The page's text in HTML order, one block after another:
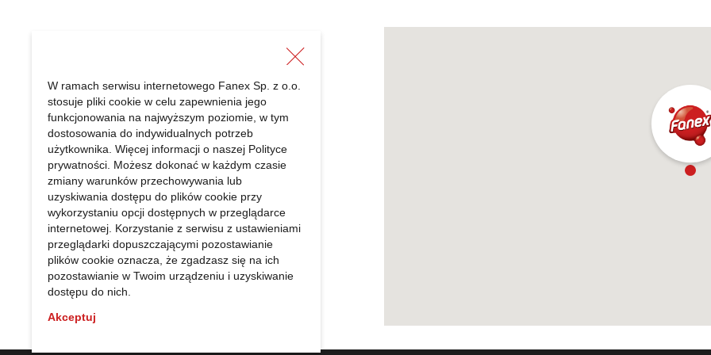
FANEX Sp. z o.o.
Radonice 5a
05-870 Błonie
NIP: 524 040 14 45
REGON: 011042091
W ramach serwisu internetowego Fanex Sp. z o.o.
stosuje pliki cookie w celu zapewnienia jego
funkcjonowania na najwyższym poziomie, w tym
dostosowania do indywidualnych potrzeb
użytkownika. Więcej informacji o naszej Polityce
prywatności . Możesz dokonać w każdym czasie
zmiany warunków przechowywania lub
uzyskiwania dostępu do plików cookie przy
wykorzystaniu opcji dostępnych w przeglądarce
internetowej. Korzystanie z serwisu z ustawieniami
przeglądarki dopuszczającymi pozostawianie
plików cookie oznacza, że zgadzasz się na ich
pozostawianie w Twoim urządzeniu i uzyskiwanie
dostępu do nich.
Akceptuj